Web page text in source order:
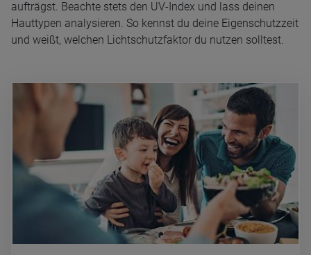
aufträgst. Beachte stets den UV-Index und lass deinen
Hauttypen analysieren. So kennst du deine Eigenschutzzeit
und weißt, welchen Lichtschutzfaktor du nutzen solltest.